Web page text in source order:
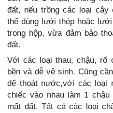
đất, nếu trồng các loại cây
thể dùng lưới thép hoặc
trong hộp, vừa đảm bảo
đất.
Với các loại thau, chậu, rổ
bền và dễ vệ sinh. Cũng
để thoát nước,với các loại
chiếc vào nhau làm 1
mất đất. Tất cả các loại